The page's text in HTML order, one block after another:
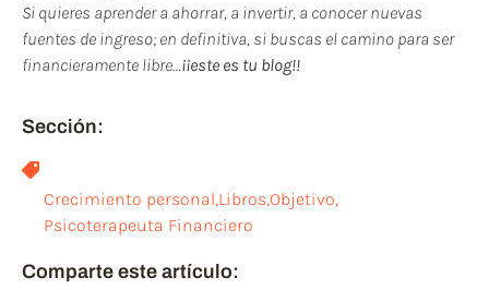
Si quieres aprender a ahorrar, a invertir, a conocer nuevas
fuentes de ingreso; en definitiva, si buscas el camino para ser
financieramente libre…¡¡este es tu blog!!
Sección:
Crecimiento personal,Libros,Objetivo,
Psicoterapeuta Financiero
Comparte este artículo: